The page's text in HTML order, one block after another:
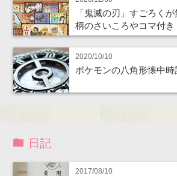
「鬼滅の刃」すごろく
柄のさいころやコマ付き
2020/10/10
ポケモンの八角形懐中
日記
2017/08/10